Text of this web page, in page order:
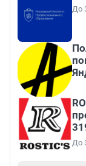
До
До